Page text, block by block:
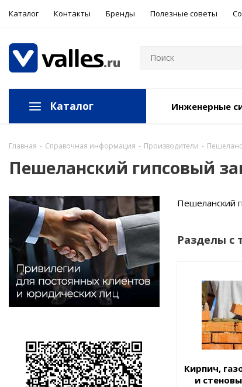
Каталог Контакты Бренды Полезные советы
Каталог Инженерные
Главная - Справочная информация - Производители -
Пешеланский гипсовый
Пешеланский
Разделы с
Кирпич,
и